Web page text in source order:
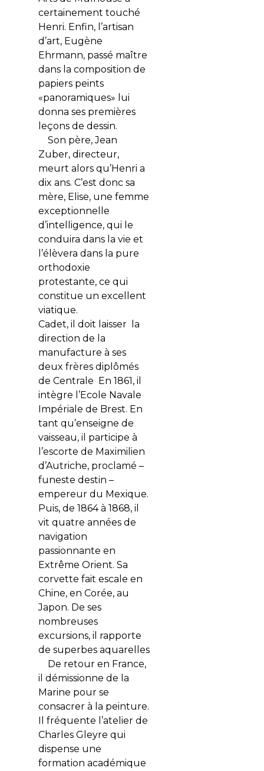
certainement touché
Henri. Enfin, l’artisan
d’art, Eugène
Ehrmann, passé maître
dans la composition de
papiers peints
«panoramiques» lui
donna ses premières
leçons de dessin.
Son père, Jean
Zuber, directeur,
meurt alors qu’Henri a
dix ans. C’est donc sa
mère, Elise, une femme
exceptionnelle
d’intelligence, qui le
conduira dans la vie et
l’élèvera dans la pure
orthodoxie
protestante, ce qui
constitue un excellent
viatique.
Cadet, il doit laisser la
direction de la
manufacture à ses
deux frères diplômés
de Centrale En 1861, il
intègre l’Ecole Navale
Impériale de Brest. En
tant qu’enseigne de
vaisseau, il participe à
l’escorte de Maximilien
d’Autriche, proclamé –
funeste destin –
empereur du Mexique.
Puis, de 1864 à 1868, il
vit quatre années de
navigation
passionnante en
Extrême Orient. Sa
corvette fait escale en
Chine, en Corée, au
Japon. De ses
nombreuses
excursions, il rapporte
de superbes aquarelles
De retour en France,
il démissionne de la
Marine pour se
consacrer à la peinture.
Il fréquente l’atelier de
Charles Gleyre qui
dispense une
formation académique